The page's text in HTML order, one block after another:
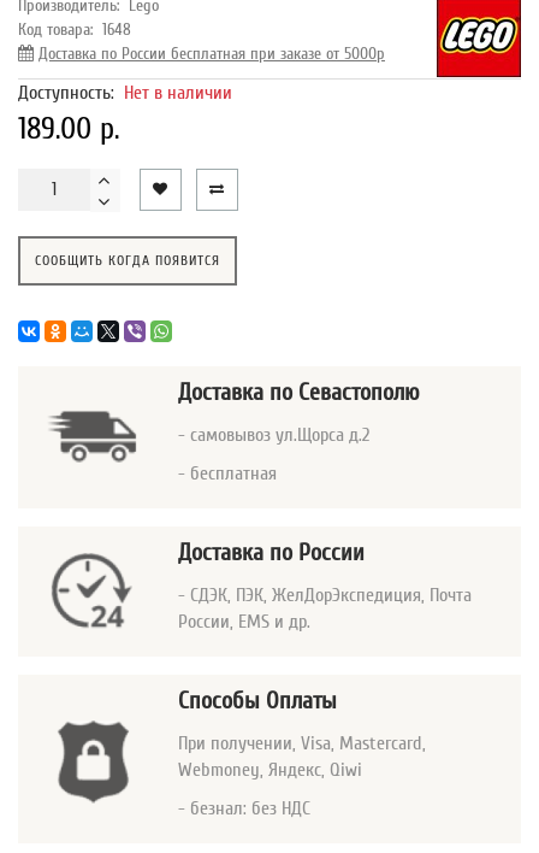
Производитель: Lego
Код товара: 1648
Доставка по России бесплатная при заказе от 5000р
Доступность: Нет в наличии
189.00 р.
СООБЩИТЬ КОГДА ПОЯВИТСЯ
Доставка по Севастополю
- самовывоз ул.Щорса д.2
- бесплатная
Доставка по России
- СДЭК, ПЭК, ЖелДорЭкспедиция, Почта
России, EMS и др.
Способы Оплаты
При получении, Visa, Mastercard
Webmoney, Яндекс, Qiwi
- безнал: без НДС